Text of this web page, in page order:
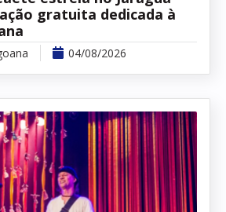
gratuita dedicada à
04/08/2026